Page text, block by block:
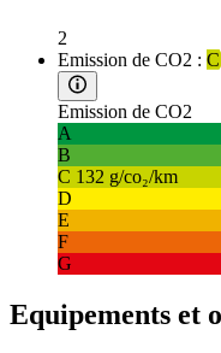
2
Emission de CO2 :
Emission de CO2
A
B
C 132 g/co₂/km
D
E
F
G
Equipements et